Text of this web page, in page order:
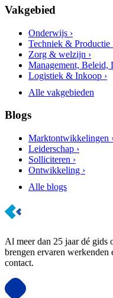
Vakgebied
Onderwijs ›
Techniek & Productie
Zorg & welzijn ›
Management, Beleid,
Logistiek & Inkoop ›
Alle vakgebieden
Blogs
Marktontwikkelingen
Leiderschap ›
Solliciteren ›
Ontwikkeling ›
Alle blogs
Al meer dan 25 jaar dé gids
brengen ervaren
contact.